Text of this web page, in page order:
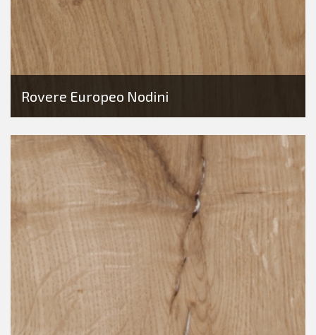
Rovere Europeo Nodini